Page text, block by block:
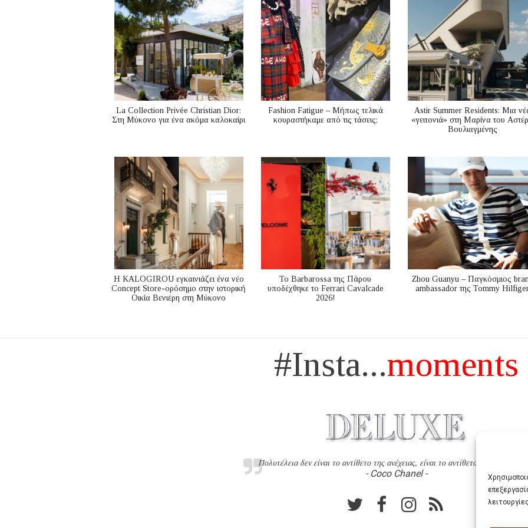
La Collection Privée Christian Dior:
Στη Μύκονο για ένα ακόμα καλοκαίρι
Fashion Fatigue – Μήπως τελικά
κουραστήκαμε από τις τάσεις;
Astir Summer Residents: Μια
«γειτονιά» στη Μαρίνα του
Βουλιαγμένης
Η KALOGIROU εγκαινιάζει ένα νέο
Concept Store-ορόσημο στην ιστορική
Οικία Βενιέρη στη Μύκονο
Το Barbarossa της Πάρου
υποδέχθηκε το Ferrari Cavalcade
2026!
Zhou Guanyu – Παγκόσμιος
ambassador της Tommy
#Insta...moments
Πολυτέλεια δεν είναι το αντίθετο της ανέχειας, είναι το αντίθετο της
- Coco Chanel -